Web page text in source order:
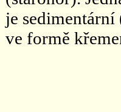
je
ve formě